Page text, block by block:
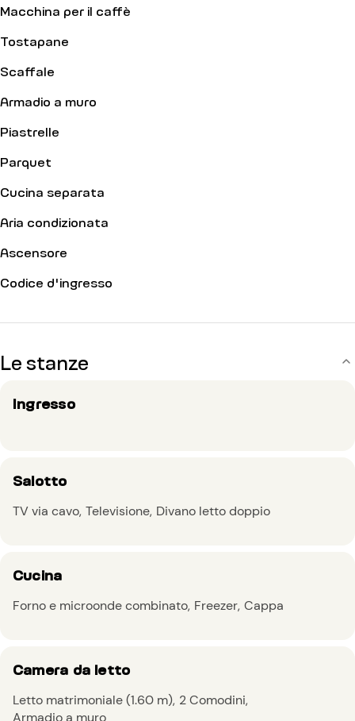
Macchina per il caffè
Tostapane
Scaffale
Armadio a muro
Piastrelle
Parquet
Cucina separata
Aria condizionata
Ascensore
Codice d'ingresso
Le stanze
Ingresso
Salotto
TV via cavo Televisione Divano letto doppio
Cucina
Forno e microonde combinato Freezer Cappa
Camera da letto
Letto matrimoniale (1.60 m) 2 Comodini
Armadio a muro